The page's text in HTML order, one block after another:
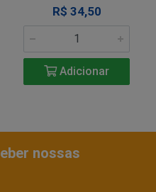
R$ 34,50
Adicionar
nossas